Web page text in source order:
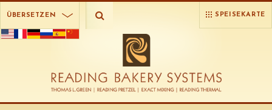
ÜBERSETZEN SPEISEKARTE